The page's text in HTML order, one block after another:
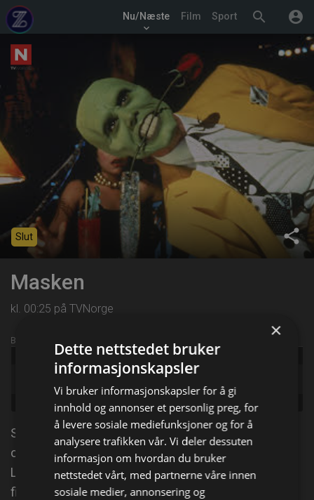
search account_circle
Nu/Næste
keyboard_arrow_down
Film Sport
share
Slut
Masken
kl. 00:25 på TVNorge
Broadcast info
1994
Komedie
Stanley Ipkiss har overhodet ikke draget på damene
og et liv som er gråere enn en regnværsdag i
London. Alt dette forandrer seg radikalt når Stanley
finner en gammel maske med helt spesielle krefter.
×
Dette nettstedet bruker
informasjonskapsler
Vi bruker informasjonskapsler for å gi
innhold og annonser et personlig preg, for
å levere sosiale mediefunksjoner og for å
analysere trafikken vår. Vi deler dessuten
informasjon om hvordan du bruker
nettstedet vårt, med partnerne våre innen
sosiale medier, annonsering og